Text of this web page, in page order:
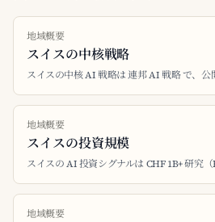
地域概要
スイスの中核戦略
スイスの中核 AI 戦略は 連邦 AI 戦略 で、公
地域概要
スイスの投資規模
スイスの AI 投資シグナルは CHF 1B+ 研究（
地域概要